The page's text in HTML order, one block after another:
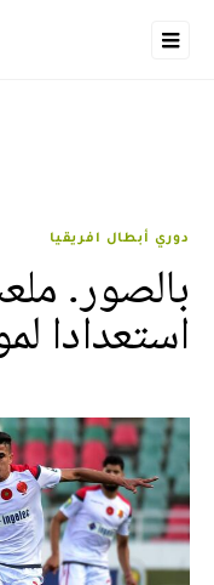
دوري أبطال افريقيا
بالصور.
استعدادا